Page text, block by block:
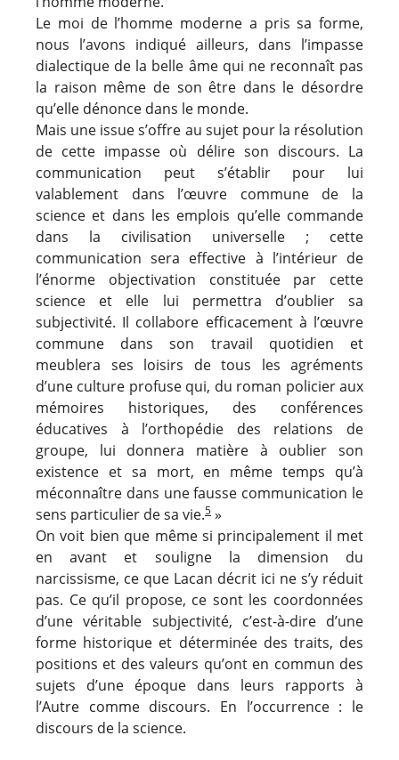
Le moi de l’homme moderne a pris sa forme,
nous l’avons indiqué ailleurs, dans l’impasse
dialectique de la belle âme qui ne reconnaît pas
la raison même de son être dans le désordre
qu’elle dénonce dans le monde.
Mais une issue s’offre au sujet pour la résolution
de cette impasse où délire son discours. La
communication peut s’établir pour lui
valablement dans l’œuvre commune de la
science et dans les emplois qu’elle commande
dans la civilisation universelle ; cette
communication sera effective à l’intérieur de
l’énorme objectivation constituée par cette
science et elle lui permettra d’oublier sa
subjectivité. Il collabore efficacement à l’œuvre
commune dans son travail quotidien et
meublera ses loisirs de tous les agréments
d’une culture profuse qui, du roman policier aux
mémoires historiques, des conférences
éducatives à l’orthopédie des relations de
groupe, lui donnera matière à oublier son
existence et sa mort, en même temps qu’à
méconnaître dans une fausse communication le
sens particulier de sa vie.5 »
On voit bien que même si principalement il met
en avant et souligne la dimension du
narcissisme, ce que Lacan décrit ici ne s’y réduit
pas. Ce qu’il propose, ce sont les coordonnées
d’une véritable subjectivité, c’est-à-dire d’une
forme historique et déterminée des traits, des
positions et des valeurs qu’ont en commun des
sujets d’une époque dans leurs rapports à
l’Autre comme discours. En l’occurrence : le
discours de la science.